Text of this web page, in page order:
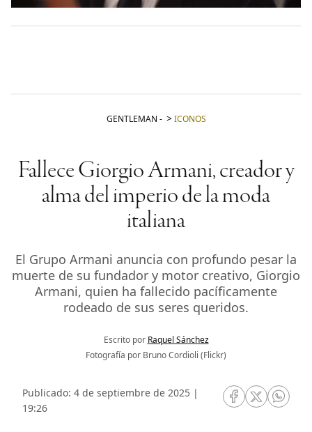
GENTLEMAN - ICONOS
Fallece Giorgio Armani, creador y
alma del imperio de la moda
italiana
El Grupo Armani anuncia con profundo pesar la
muerte de su fundador y motor creativo, Giorgio
Armani, quien ha fallecido pacíficamente
rodeado de sus seres queridos.
Escrito por Raquel Sánchez
Fotografía por Bruno Cordioli (Flickr)
Publicado: 4 de septiembre de 2025 |
19:26
RRSS Facebook
RRSSRRSS